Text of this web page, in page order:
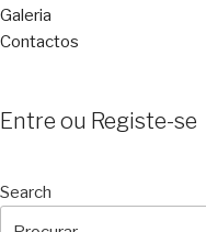
Galeria
Contactos
Entre ou Registe-se
Search